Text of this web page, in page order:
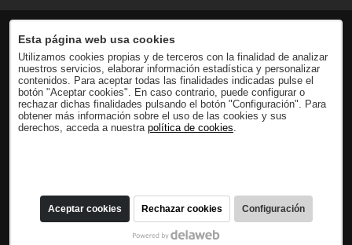
Esta página web usa cookies
Utilizamos cookies propias y de terceros con la finalidad de analizar
nuestros servicios, elaborar información estadística y personalizar
contenidos. Para aceptar todas las finalidades indicadas pulse el
botón "Aceptar cookies". En caso contrario, puede configurar o
rechazar dichas finalidades pulsando el botón "Configuración". Para
obtener más información sobre el uso de las cookies y sus
derechos, acceda a nuestra política de cookies.
Aceptar cookies Rechazar cookies Configuración